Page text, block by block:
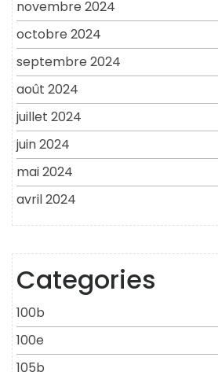
novembre 2024
octobre 2024
septembre 2024
août 2024
juillet 2024
juin 2024
mai 2024
avril 2024
Categories
100b
100e
105b